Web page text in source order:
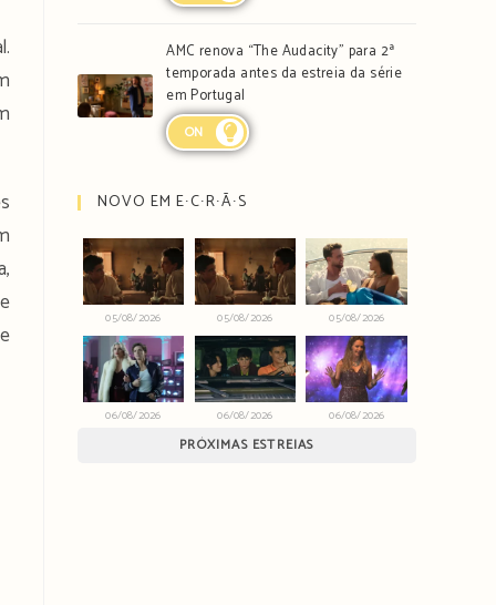
AMC renova “The Audacity” para 2ª
temporada antes da estreia da série
em Portugal
ON
NOVO EM E∙C∙R∙Ã∙S
05/08/2026 05/08/2026 05/08/2026
06/08/2026 06/08/2026 06/08/2026
PRÓXIMAS ESTREIAS